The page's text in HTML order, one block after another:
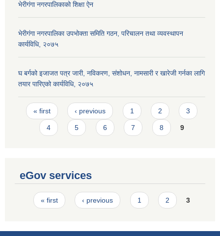
भेरीगंगा नगरपालिकाको शिक्षा ऐन
भेरीगंगा नगरपालिका उपभोक्ता समिति गठन, परिचालन तथा व्यवस्थापन
कार्यविधि, २०७५
घ बर्गको इजाजत पत्र जारी, नविकरण, संशोधन, नामसारी र खारेजी गर्नका लागि
तयार पारिएको कार्यविधि, २०७५
Pages
« first ‹ previous 1 2 3
4 5 6 7 8 9
eGov services
Pages
« first ‹ previous 1 2 3